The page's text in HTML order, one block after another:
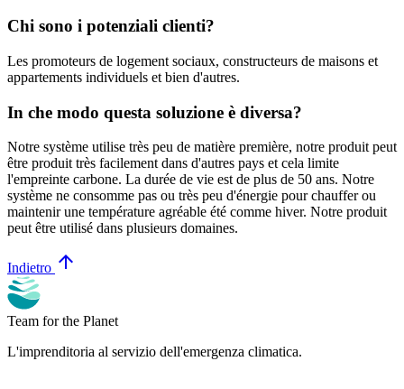
Chi sono i potenziali clienti?
Les promoteurs de logement sociaux, constructeurs de maisons et
appartements individuels et bien d'autres.
In che modo questa soluzione è diversa?
Notre système utilise très peu de matière première, notre produit peut
être produit très facilement dans d'autres pays et cela limite
l'empreinte carbone. La durée de vie est de plus de 50 ans. Notre
système ne consomme pas ou très peu d'énergie pour chauffer ou
maintenir une température agréable été comme hiver. Notre produit
peut être utilisé dans plusieurs domaines.
Indietro arrow_upward
Team for the Planet
L'imprenditoria al servizio dell'emergenza climatica.